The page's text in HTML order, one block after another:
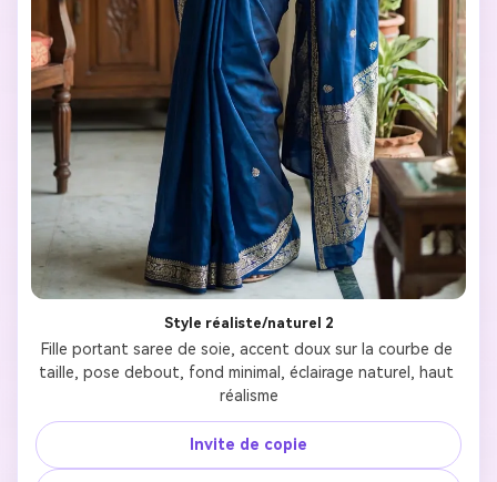
Style réaliste/naturel 2
Fille portant saree de soie, accent doux sur la courbe de
taille, pose debout, fond minimal, éclairage naturel, haut
réalisme
Invite de copie